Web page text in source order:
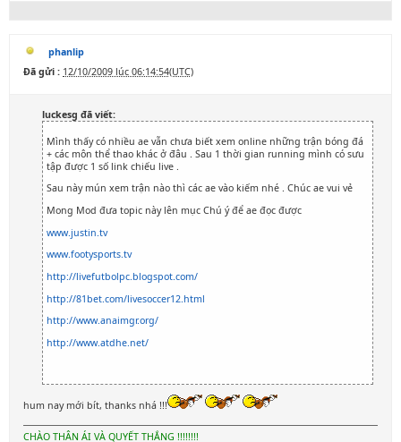
phanlip
Đã gửi : 12/10/2009 lúc 06:14:54(UTC)
luckesg đã viết:
Mình thấy có nhiều ae vẫn chưa biết xem online những trận bóng đá
+ các môn thể thao khác ở đâu . Sau 1 thời gian running mình có sưu
tập được 1 số link chiếu live .
Sau này mún xem trận nào thì các ae vào kiếm nhé . Chúc ae vui vẻ
Mong Mod đưa topic này lên mục Chú ý để ae đọc được
www.justin.tv
www.footysports.tv
http://livefutbolpc.blogspot.com/
http://81bet.com/livesoccer12.html
http://www.anaimgr.org/
http://www.atdhe.net/
hum nay mới bít, thanks nhá !!!
CHÀO THÂN ÁI VÀ QUYẾT THẮNG !!!!!!!!